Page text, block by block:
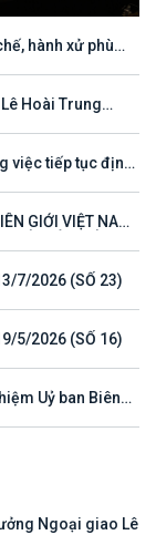
hành xử phù
địa của quốc gia
Hoài Trung
việc tiếp tục định
GIỚI VIỆT NAM
7/2026 (SỐ 23)
5/2026 (SỐ 16)
Uỷ ban Biên
Ngoại giao Lê